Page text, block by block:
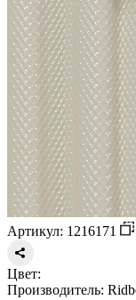
Артикул: 1216171
Цвет:
Производитель: